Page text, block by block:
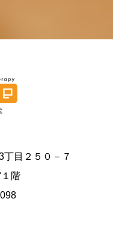
目２５０－７
階